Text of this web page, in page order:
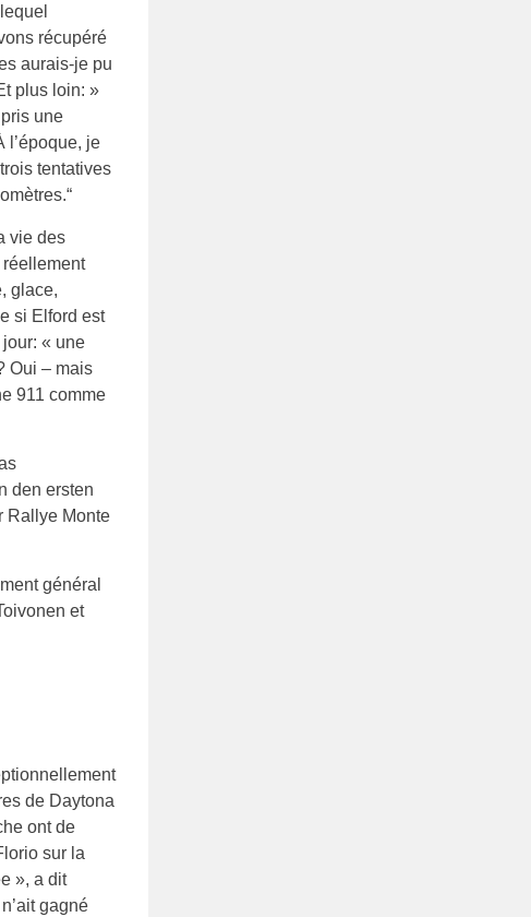
récupéré
aurais-je pu
plus loin: »
une
l’époque, je
tentatives
vie des
réellement
glace,
si Elford est
« une
Oui – mais
911 comme
général
et
de Daytona
ont de
sur la
», a dit
gagné